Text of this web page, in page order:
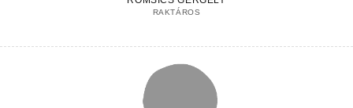
RAKTÁROS